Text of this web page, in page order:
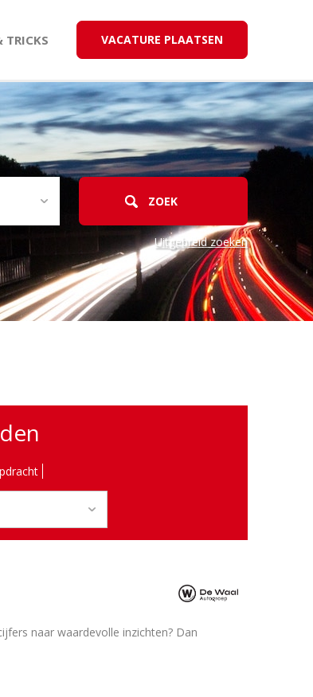
TRICKS VACATURE PLAATSEN
Uitgebreid zoeken
naar waardevolle inzichten? Dan